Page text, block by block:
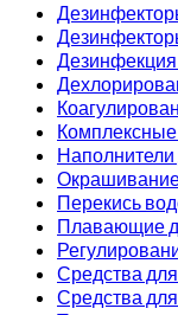
Перекись
Плавающие
Средства
Средства